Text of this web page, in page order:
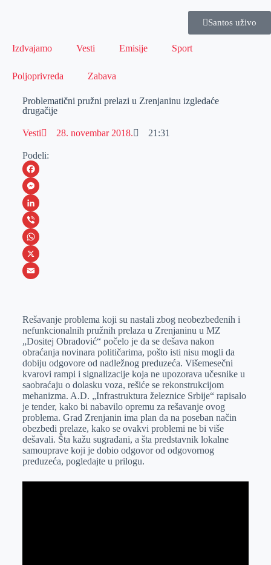
Santos uživo
Izdvajamo Vesti Emisije Sport
Poljoprivreda Zabava
Problematični pružni prelazi u Zrenjaninu izgledaće
drugačije
Vesti 28. novembar 2018. 21:31
Podeli:
F
a
c
e
b
o
M
e
s
s
e
e
L
i
n
k
I
n
V
i
b
W
h
s
A
p
p
X
a
l
Rešavanje problema koji su nastali zbog neobezbeđenih i
nefunkcionalnih pružnih prelaza u Zrenjaninu u MZ
„Dositej Obradović“ počelo je da se dešava nakon
obraćanja novinara političarima, pošto isti nisu mogli da
dobiju odgovore od nadležnog preduzeća. Višemesečni
kvarovi rampi i signalizacije koja ne upozorava učesnike u
saobraćaju o dolasku voza, rešiće se rekonstrukcijom
mehanizma. A.D. „Infrastruktura železnice Srbije“ rapisalo
je tender, kako bi nabavilo opremu za rešavanje ovog
problema. Grad Zrenjanin ima plan da na poseban način
obezbedi prelaze, kako se ovakvi problemi ne bi više
dešavali. Šta kažu sugrađani, a šta predstavnik lokalne
samouprave koji je dobio odgovor od odgovornog
preduzeća, pogledajte u prilogu.